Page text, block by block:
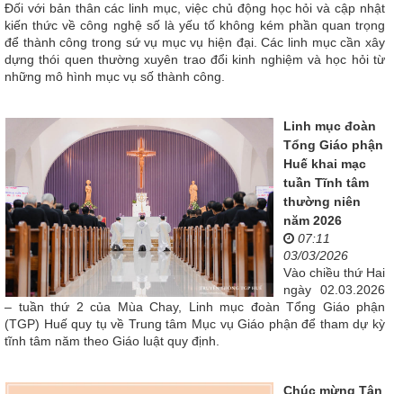
Đối với bản thân các linh mục, việc chủ động học hỏi và cập nhật
kiến thức về công nghệ số là yếu tố không kém phần quan trọng
để thành công trong sứ vụ mục vụ hiện đại. Các linh mục cần xây
dựng thói quen thường xuyên trao đổi kinh nghiệm và học hỏi từ
những mô hình mục vụ số thành công.
Linh mục đoàn
Tổng Giáo phận
Huế khai mạc
tuần Tĩnh tâm
thường niên
năm 2026
07:11
03/03/2026
Vào chiều thứ Hai
ngày 02.03.2026
– tuần thứ 2 của Mùa Chay, Linh mục đoàn Tổng Giáo phận
(TGP) Huế quy tụ về Trung tâm Mục vụ Giáo phận để tham dự kỳ
tĩnh tâm năm theo Giáo luật quy định.
Chúc mừng Tân